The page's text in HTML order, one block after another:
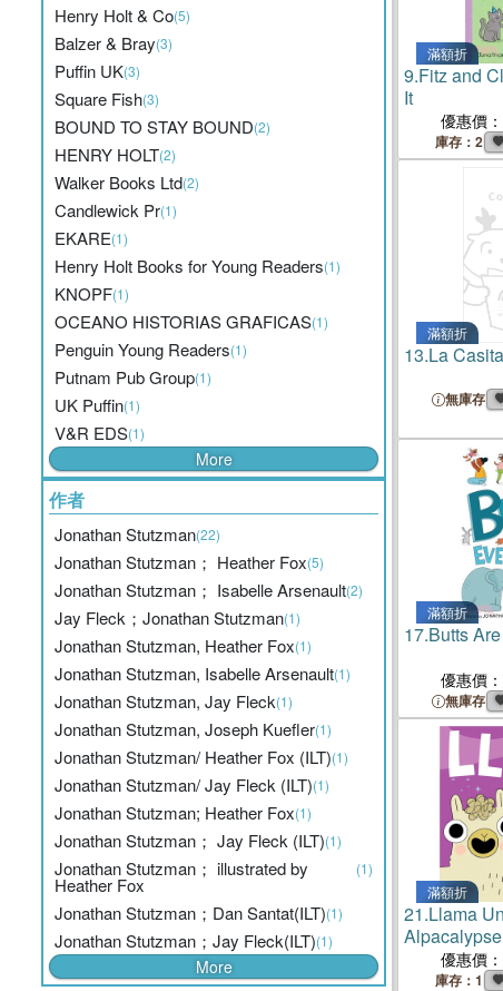
Henry Holt & Co(5)
Balzer & Bray(3)
Puffin UK(3)
Square Fish(3)
BOUND TO STAY BOUND(2)
HENRY HOLT(2)
Walker Books Ltd(2)
Candlewick Pr(1)
EKARE(1)
Henry Holt Books for Young Readers(1)
KNOPF(1)
OCEANO HISTORIAS GRAFICAS(1)
Penguin Young Readers(1)
Putnam Pub Group(1)
UK Puffin(1)
V&R EDS(1)
More
作者
Jonathan Stutzman(22)
Jonathan Stutzman； Heather Fox(5)
Jonathan Stutzman； Isabelle Arsenault(2)
Jay Fleck；Jonathan Stutzman(1)
Jonathan Stutzman, Heather Fox(1)
Jonathan Stutzman, Isabelle Arsenault(1)
Jonathan Stutzman, Jay Fleck(1)
Jonathan Stutzman, Joseph Kuefler(1)
Jonathan Stutzman/ Heather Fox (ILT)(1)
Jonathan Stutzman/ Jay Fleck (ILT)(1)
Jonathan Stutzman; Heather Fox(1)
Jonathan Stutzman； Jay Fleck (ILT)(1)
Jonathan Stutzman； illustrated by
Heather Fox
(1)
Jonathan Stutzman；Dan Santat(ILT)(1)
Jonathan Stutzman；Jay Fleck(ILT)(1)
More
滿額折
9.Fitz and
It
優惠價：
庫存：2
滿額折
13.La
無庫存
滿額折
17.Butts
優惠價：
無庫存
滿額折
21.Llama
Alpacalypse
優惠價：
庫存：1